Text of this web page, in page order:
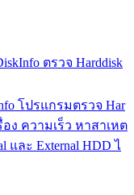
ตรวจ Harddisk
โปรแกรมตรวจ Har
ง ความเร็ว หาสาเหต
และ External HDD ไ